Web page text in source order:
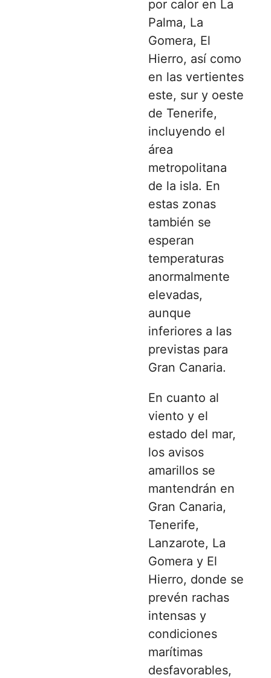
por calor en La
Palma, La
Gomera, El
Hierro, así como
en las vertientes
este, sur y oeste
de Tenerife,
incluyendo el
área
metropolitana
de la isla. En
estas zonas
también se
esperan
temperaturas
anormalmente
elevadas,
aunque
inferiores a las
previstas para
Gran Canaria.
En cuanto al
viento y el
estado del mar,
los avisos
amarillos se
mantendrán en
Gran Canaria,
Tenerife,
Lanzarote, La
Gomera y El
Hierro, donde se
prevén rachas
intensas y
condiciones
marítimas
desfavorables,